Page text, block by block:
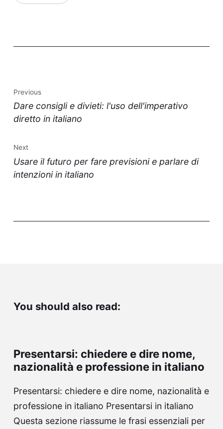
Previous
Dare consigli e divieti: l'uso dell'imperativo
diretto in italiano
Next
Usare il futuro per fare previsioni e parlare di
intenzioni in italiano
You should also read:
Presentarsi: chiedere e dire nome,
nazionalità e professione in italiano
Presentarsi: chiedere e dire nome, nazionalità e
professione in italiano Presentarsi in italiano
Questa sezione riassume le frasi essenziali per